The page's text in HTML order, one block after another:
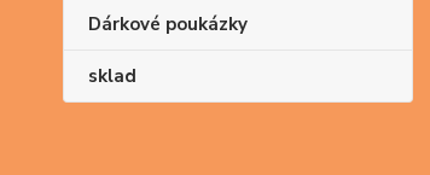
Dárkové poukázky
sklad